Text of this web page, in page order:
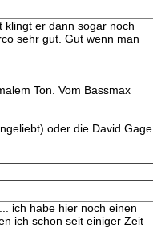
klingt er dann sogar noch
sehr gut. Gut wenn man
Ton. Vom Bassmax
oder die David Gage
ich habe hier noch einen
ich schon seit einiger Zeit